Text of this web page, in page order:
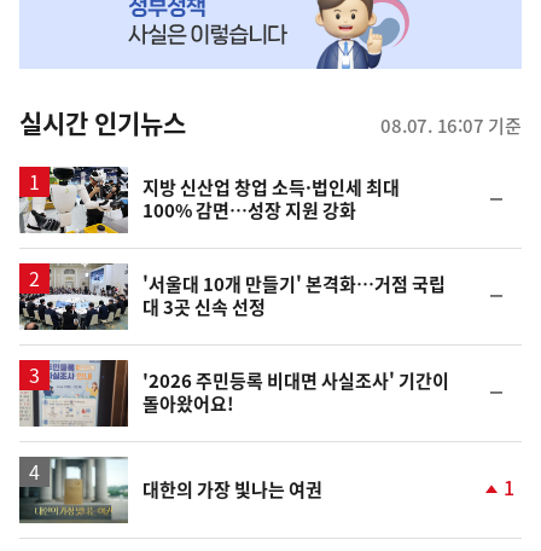
뉴
스
실시간 인기뉴스 08.07. 16:07 기준
지방 신산업 창업 소득·법인세 최대
100% 감면…성장 지원 강화
일
'서울대 10개 만들기' 본격화…거점 국립
대 3곳 신속 선정
일
'2026 주민등록 비대면 사실조사' 기간이
돌아왔어요!
일
영
상
대한의 가장 빛나는 여권 1